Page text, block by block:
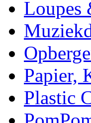
Loupes
Papier,
Plastic